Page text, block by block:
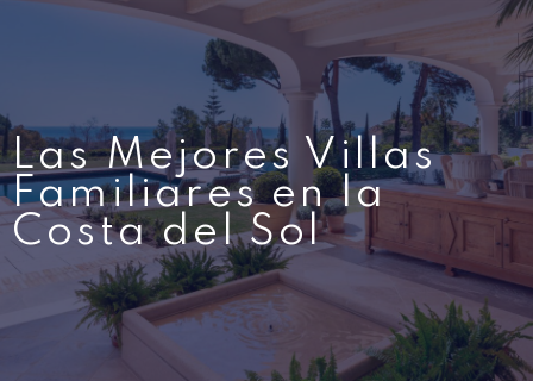
Las Mejores Villas
Familiares en la
Costa del Sol